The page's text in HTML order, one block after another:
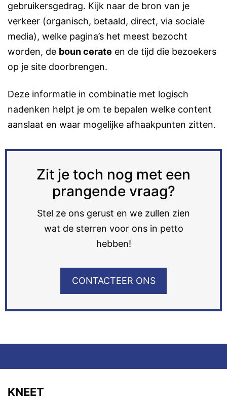
gebruikersgedrag. Kijk naar de bron van je
verkeer (organisch, betaald, direct, via sociale
media), welke pagina’s het meest bezocht
worden, de boun cerate en de tijd die bezoekers
op je site doorbrengen.
Deze informatie in combinatie met logisch
nadenken helpt je om te bepalen welke content
aanslaat en waar mogelijke afhaakpunten zitten​​.
Zit je toch nog met een
prangende vraag?
Stel ze ons gerust en we zullen zien
wat de sterren voor ons in petto
hebben!
CONTACTEER ONS
KNEET